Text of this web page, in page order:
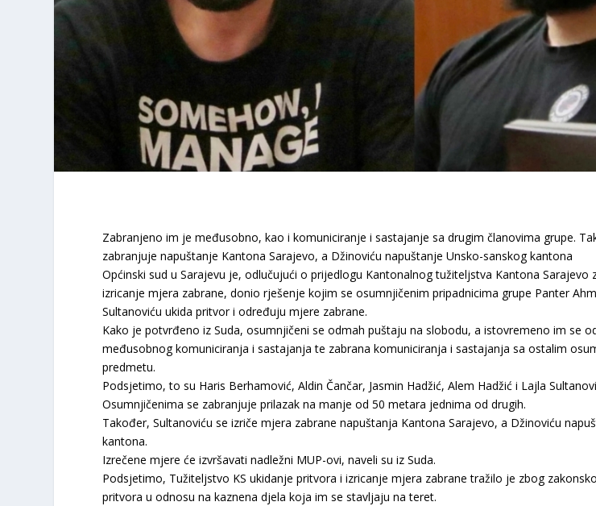
Zabranjeno im je međusobno, kao i komuniciranje i sastajanje sa drugim članovima grupe.
zabranjuje napuštanje Kantona Sarajevo, a Džinoviću napuštanje Unsko-sanskog kantona
Općinski sud u Sarajevu je, odlučujući o prijedlogu Kantonalnog tužiteljstva Kantona Sarajevo
izricanje mjera zabrane, donio rješenje kojim se osumnjičenim pripadnicima grupe Panter
Sultanoviću ukida pritvor i određuju mjere zabrane.
Kako je potvrđeno iz Suda, osumnjičeni se odmah puštaju na slobodu, a istovremeno im se
međusobnog komuniciranja i sastajanja te zabrana komuniciranja i sastajanja sa ostalim
predmetu.
Podsjetimo, to su Haris Berhamović, Aldin Čančar, Jasmin Hadžić, Alem Hadžić i Lajla
Osumnjičenima se zabranjuje prilazak na manje od 50 metara jednima od drugih.
Također, Sultanoviću se izriče mjera zabrane napuštanja Kantona Sarajevo, a Džinoviću
kantona.
Izrečene mjere će izvršavati nadležni MUP-ovi, naveli su iz Suda.
Podsjetimo, Tužiteljstvo KS ukidanje pritvora i izricanje mjera zabrane tražilo je zbog
pritvora u odnosu na kaznena djela koja im se stavljaju na teret.